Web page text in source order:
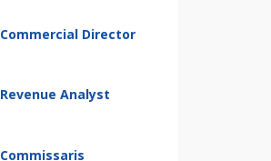
Commercial Director
Revenue Analyst
Commissaris